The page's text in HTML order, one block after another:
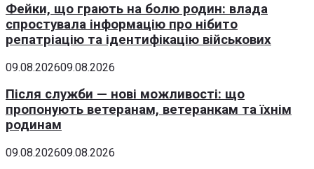
Фейки, що грають на болю родин: влада
спростувала інформацію про нібито
репатріацію та ідентифікацію військових
09.08.202609.08.2026
Після служби — нові можливості: що
пропонують ветеранам, ветеранкам та їхнім
родинам
09.08.202609.08.2026